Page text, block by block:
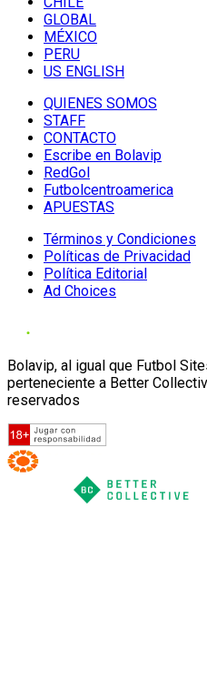
GLOBAL
MÉXICO
PERU
US ENGLISH
QUIENES SOMOS
STAFF
CONTACTO
Escribe en Bolavip
RedGol
Futbolcentroamerica
APUESTAS
Términos y Condiciones
Políticas de Privacidad
Política Editorial
Ad Choices
Bolavip, al igual que Futbol
perteneciente a Better
reservados